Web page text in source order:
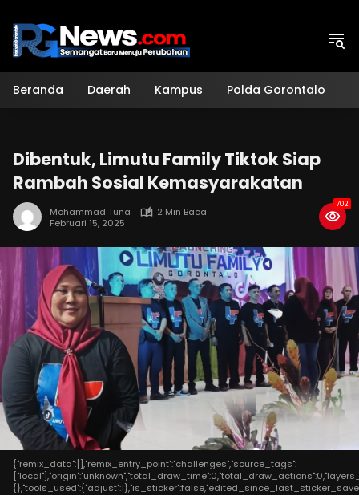
konten
Beranda Daerah Kampus Polda Gorontalo
Dibentuk, Limutu Family Tiktok Siap
Rambah Sosial Kemasyarakatan
Mohammad Tuna
2 Min Baca
Februari 15, 2025
702
{"remix_data":[],"remix_entry_point":"challenges","source_tags":